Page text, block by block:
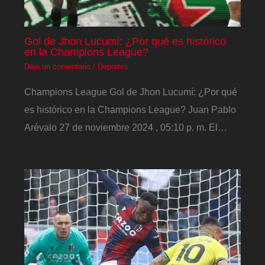
Gol de Jhon Lucumí: ¿Por qué es histórico
en la Champions League?
Deja un comentario / Deportes
Champions League Gol de Jhon Lucumí: ¿Por qué
es histórico en la Champions League? Juan Pablo
Arévalo 27 de noviembre 2024 , 05:10 p. m. El…